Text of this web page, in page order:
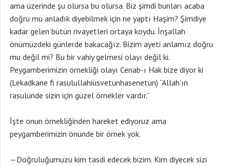
ama üzerinde şu olursa bu olursa. Biz şimdi bunları acaba
doğru mu anladık diyebilmek için ne yaptı Haşim? Şimdiye
kadar gelen bütün rivayetleri ortaya koydu. İnşallah
önümüzdeki günlerde bakacağız. Bizim ayeti anlamız doğru
mu değil mi? Bu bir vahiy gelmesi olayı değil ki.
Peygamberimizin örnekliği olayı Cenab-ı Hak bize diyor ki
(Lekadkane fi rasulullahiüsvetünhasenetün) “Allah’ın
rasulünde sizin için güzel örnekler vardır.”
İşte onun örnekliğinden hareket ediyoruz ama
peygamberimizin önünde bir örnek yok.
—Doğruluğumuzu kim tasdi edecek bizim. Kim diyecek sizi